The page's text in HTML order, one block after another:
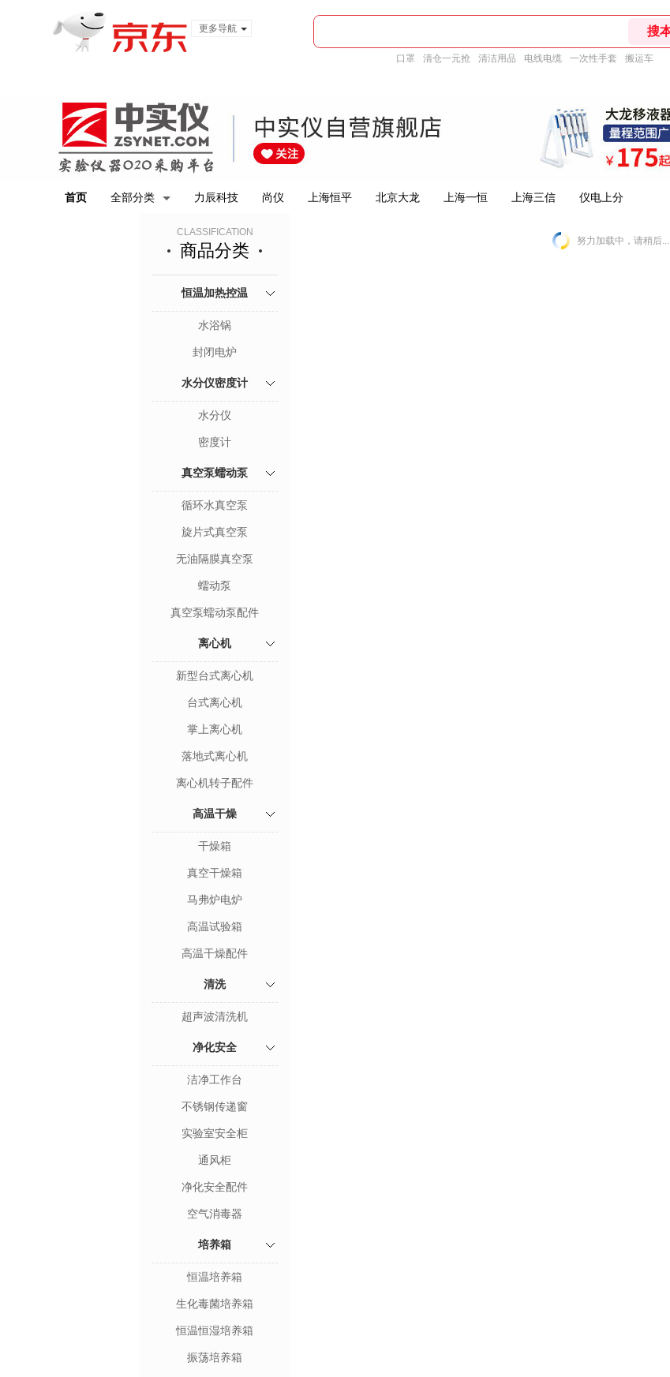
更多导航
口罩 清仓一元抢 清洁用品 电线电缆 一次性手套 搬运车
首页 全部分类 力辰科技 尚仪 上海恒平 北京大龙 上海一恒 上海三信 仪电上分
CLASSIFICATION
商品分类
恒温加热控温
水浴锅
封闭电炉
水分仪密度计
水分仪
密度计
真空泵蠕动泵
循环水真空泵
旋片式真空泵
无油隔膜真空泵
蠕动泵
真空泵蠕动泵配件
离心机
新型台式离心机
台式离心机
掌上离心机
落地式离心机
离心机转子配件
高温干燥
干燥箱
真空干燥箱
马弗炉电炉
高温试验箱
高温干燥配件
清洗
超声波清洗机
净化安全
洁净工作台
不锈钢传递窗
实验室安全柜
通风柜
净化安全配件
空气消毒器
培养箱
恒温培养箱
生化毒菌培养箱
恒温恒湿培养箱
振荡培养箱
努力加载中，请稍后...